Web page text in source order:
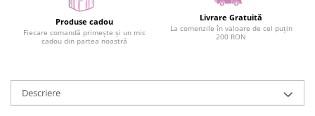
Produse cadou
Fiecare comandă primește și un mic
cadou din partea noastră
Livrare Gratuită
La comenzile în valoare de cel puțin
200 RON
Descriere